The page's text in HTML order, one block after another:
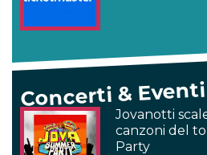
Concerti & Eventi
Jovanotti
canzoni del
Party